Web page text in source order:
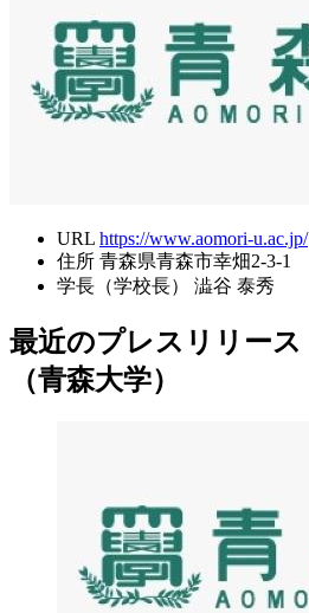
URL https://www.aomori-u.ac.jp/
住所 青森県青森市幸畑2-3-1
学長（学校長）
澁谷 泰秀
最近のプレスリリース
（青森大学）